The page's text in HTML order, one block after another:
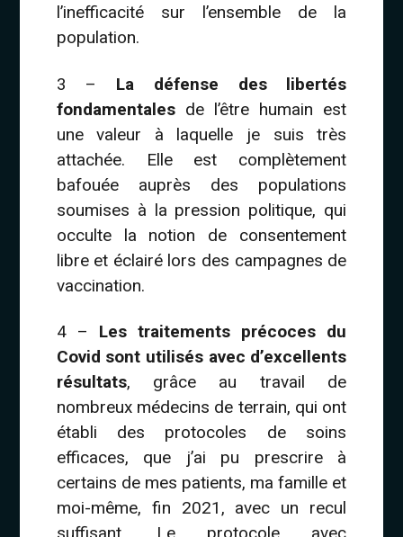
l’inefficacité sur l’ensemble de la
population.
3 – La défense des libertés
fondamentalesde l’être humain est
une valeur à laquelle je suis très
attachée. Elle est complètement
bafouée auprès des populations
soumises à la pression politique, qui
occulte la notion de consentement
libre et éclairé lors des campagnes de
vaccination.
4 – Les traitements précoces du
Covid sont utilisés avec d’excellents
résultats, grâce au travail de
nombreux médecins de terrain, qui ont
établi des protocoles de soins
efficaces, que j’ai pu prescrire à
certains de mes patients, ma famille et
moi-même, fin 2021, avec un recul